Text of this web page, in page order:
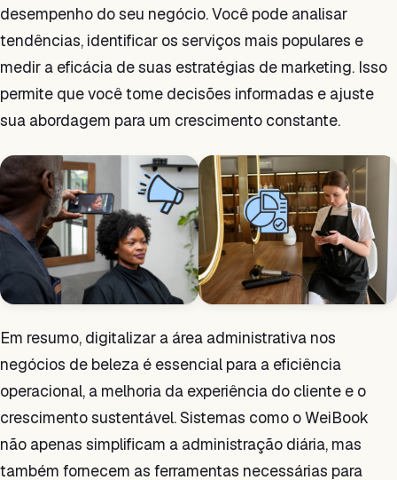
desempenho do seu negócio. Você pode analisar
tendências, identificar os serviços mais populares e
medir a eficácia de suas estratégias de marketing. Isso
permite que você tome decisões informadas e ajuste
sua abordagem para um crescimento constante.
Em resumo, digitalizar a área administrativa nos
negócios de beleza é essencial para a eficiência
operacional, a melhoria da experiência do cliente e o
crescimento sustentável. Sistemas como o WeiBook
não apenas simplificam a administração diária, mas
também fornecem as ferramentas necessárias para